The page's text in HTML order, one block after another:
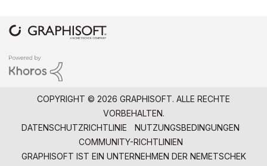
COPYRIGHT © 2026 GRAPHISOFT. ALLE RECHTE
VORBEHALTEN.
DATENSCHUTZRICHTLINIE
NUTZUNGSBEDINGUNGEN
COMMUNITY-RICHTLINIEN
GRAPHISOFT IST EIN UNTERNEHMEN DER NEMETSCHEK